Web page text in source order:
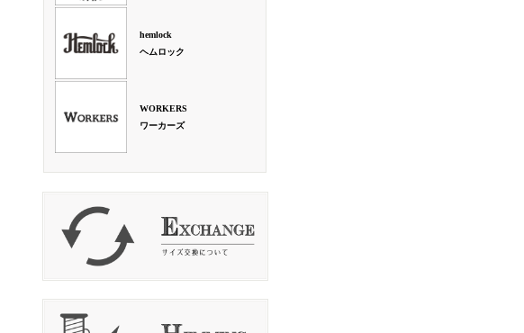
hemlock
ヘムロック
WORKERS
ワーカーズ